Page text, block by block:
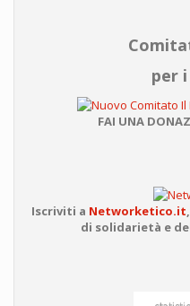
per
FAI UNA
Iscriviti a Networketico.it,
di solidarietà e